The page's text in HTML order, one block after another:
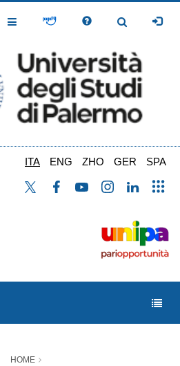
Toggle
Toggle
ITA ENG ZHO GER SPA
HOME